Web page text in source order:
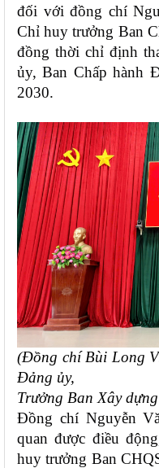
đối với đồng chí
Chỉ huy trưởng Ban
đồng thời chỉ định
ủy, Ban Chấp hành
2030.
(Đồng chí Bùi Long
Đảng ủy,
Trưởng Ban Xây
Đồng chí Nguyễn
quan được điều
huy trưởng Ban